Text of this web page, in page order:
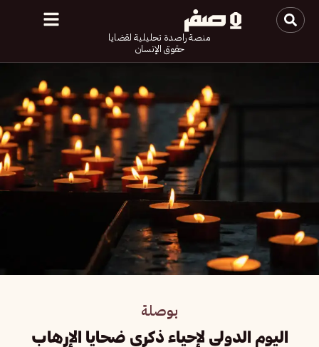
منصة راصدة تحليلية لقضايا
حقوق الإنسان
بوصلة
اليوم الدولي لإحياء ذكرى ضحايا الإرهاب